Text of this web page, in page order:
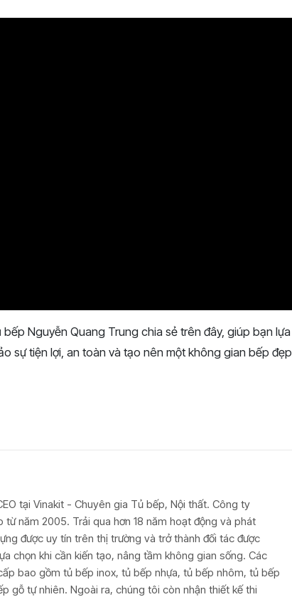
Nguyễn Quang Trung chia sẻ trên đây, giúp bạn lựa
sự tiện lợi, an toàn và tạo nên một không gian bếp đẹp
tại Vinakit - Chuyên gia Tủ bếp, Nội thất. Công ty
từ năm 2005. Trải qua hơn 18 năm hoạt động và phát
được uy tín trên thị trường và trở thành đối tác được
chọn khi cần kiến tạo, nâng tầm không gian sống. Các
bao gồm tủ bếp inox, tủ bếp nhựa, tủ bếp nhôm, tủ bếp
gỗ tự nhiên. Ngoài ra, chúng tôi còn nhận thiết kế thi